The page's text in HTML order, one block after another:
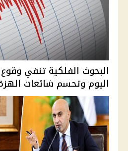
البحوث الفلكية تنفي
اليوم وتحسم شائعات